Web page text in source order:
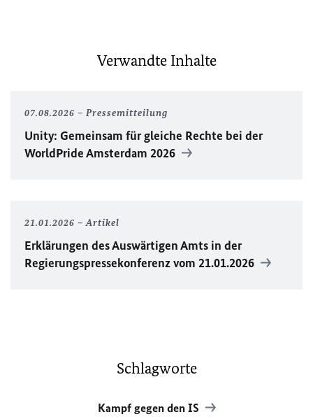
Verwandte Inhalte
07.08.2026 Pressemitteilung
Unity: Gemeinsam für gleiche Rechte bei der
WorldPrideAmsterdam 2026
21.01.2026 Artikel
Erklärungen des Auswärtigen Amts in der
Regierungspressekonferenz vom 21.01.2026
Schlagworte
Kampf gegen den IS